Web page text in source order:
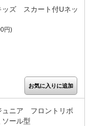
ッズ スカート付Uネッ
円)
ュニア フロントリボ
ソール型